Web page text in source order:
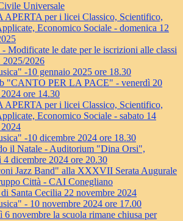
Universale
APERTA per i licei Classico, Scientifico,
Economico Sociale - domenica 12
Modificate le date per le iscrizioni alle classi
2025/2026
-10 gennaio 2025 ore 18.30
"CANTO PER LA PACE" - venerdì 20
ore 14.30
APERTA per i licei Classico, Scientifico,
Economico Sociale - sabato 14
-10 dicembre 2024 ore 18.30
il Natale - Auditorium "Dina Orsi",
4 dicembre 2024 ore 20.30
Jazz Band" alla XXXVII Serata Augurale
Città - CAI Conegliano
Santa Cecilia 22 novembre 2024
- 10 novembre 2024 ore 17.00
6 novembre la scuola rimane chiusa per